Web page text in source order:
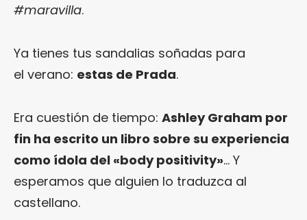
#maravilla.
Ya tienes tus sandalias soñadas para
el verano: estas de Prada.
Era cuestión de tiempo: Ashley Graham por
fin ha escrito un libro sobre su experiencia
como ídola del «body positivity»… Y
esperamos que alguien lo traduzca al
castellano.